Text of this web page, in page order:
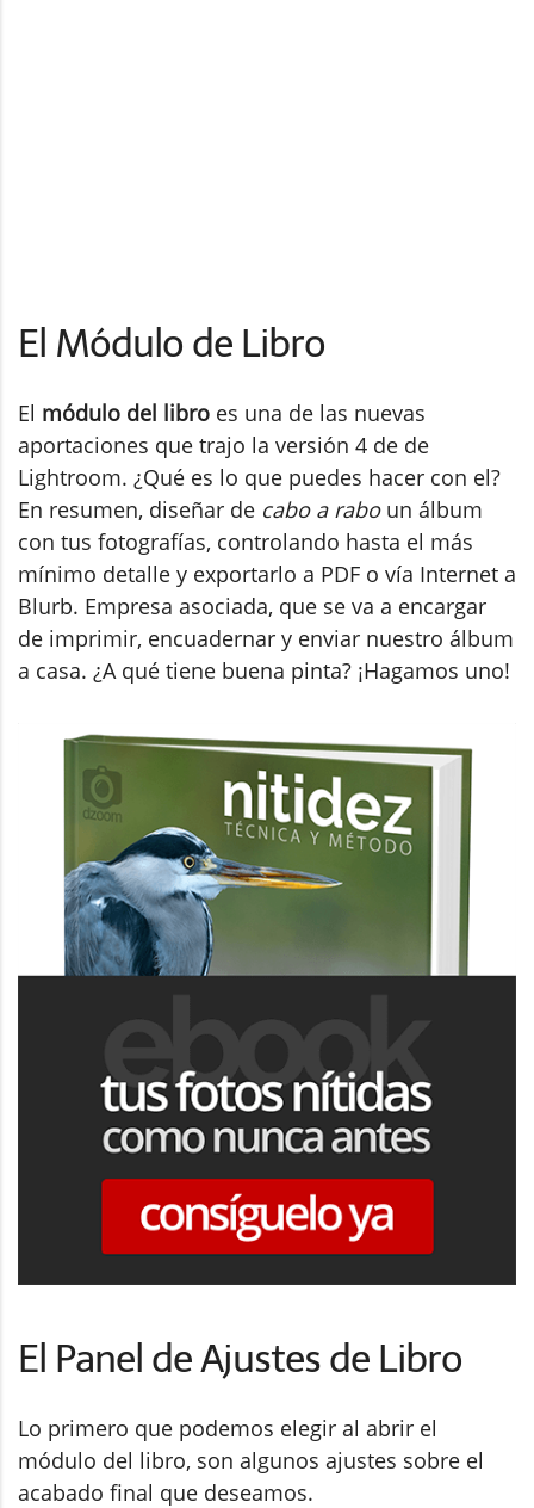
El Módulo de Libro
El módulo del libro es una de las nuevas
aportaciones que trajo la versión 4 de de
Lightroom. ¿Qué es lo que puedes hacer con el?
En resumen, diseñar de cabo a raboun álbum
con tus fotografías, controlando hasta el más
mínimo detalle y exportarlo a PDF o vía Internet a
Blurb. Empresa asociada, que se va a encargar
de imprimir, encuadernar y enviar nuestro álbum
a casa. ¿A qué tiene buena pinta? ¡Hagamos uno!
El Panel de Ajustes de Libro
Lo primero que podemos elegir al abrir el
módulo del libro, son algunos ajustes sobre el
acabado final que deseamos.